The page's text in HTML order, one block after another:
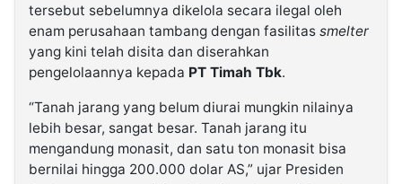
tersebut sebelumnya dikelola secara ilegal oleh
enam perusahaan tambang dengan fasilitas smelter
yang kini telah disita dan diserahkan
pengelolaannya kepada PT Timah Tbk.
“Tanah jarang yang belum diurai mungkin nilainya
lebih besar, sangat besar. Tanah jarang itu
mengandung monasit, dan satu ton monasit bisa
bernilai hingga 200.000 dolar AS,” ujar Presiden